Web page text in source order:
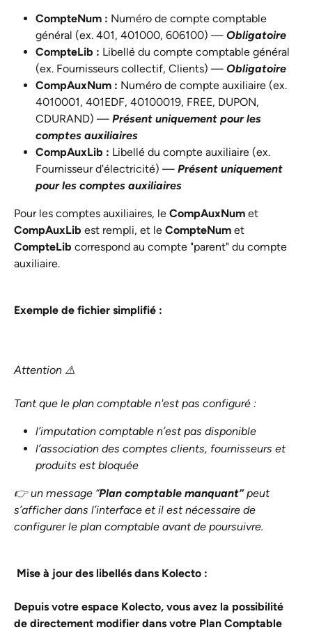
CompteNum : Numéro de compte comptable
général (ex. 401, 401000, 606100) — Obligatoire
CompteLib : Libellé du compte comptable général
(ex. Fournisseurs collectif, Clients) — Obligatoire
CompAuxNum : Numéro de compte auxiliaire (ex.
4010001, 401EDF, 40100019, FREE, DUPON,
CDURAND) — Présent uniquement pour les
comptes auxiliaires
CompAuxLib : Libellé du compte auxiliaire (ex.
Fournisseur d'électricité) — Présent uniquement
pour les comptes auxiliaires
Pour les comptes auxiliaires, le CompAuxNum et
CompAuxLib est rempli, et le CompteNum et
CompteLib correspond au compte "parent" du compte
auxiliaire.
Exemple de fichier simplifié :
Attention ⚠️
Tant que le plan comptable n'est pas configuré :
l’imputation comptable n’est pas disponible
l’association des comptes clients, fournisseurs et
produits est bloquée
👉 un message “Plan comptable manquant” peut
s’afficher dans l’interface et il est nécessaire de
configurer le plan comptable avant de poursuivre.
Mise à jour des libellés dans Kolecto :
Depuis votre espace Kolecto, vous avez la possibilité
de directement modifier dans votre Plan Comptable